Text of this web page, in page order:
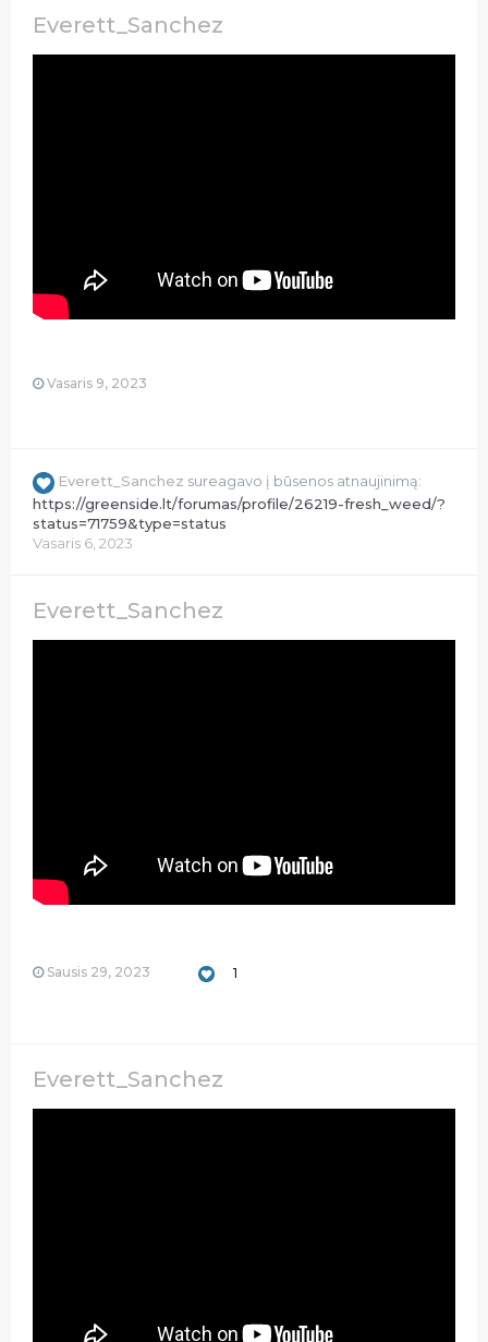
Everett_Sanchez
Vasaris 9, 2023
Everett_Sanchez sureagavo į būsenos atnaujinimą:
https://greenside.lt/forumas/profile/26219-fresh_weed/?
status=71759&type=status
Vasaris 6, 2023
Everett_Sanchez
Sausis 29, 2023 1
Everett_Sanchez